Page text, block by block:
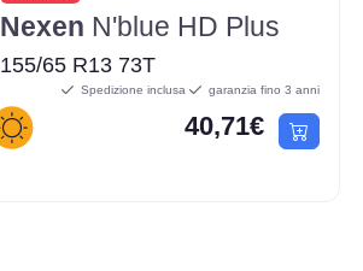
Nexen N'blue HD Plus
155/65 R13 73T
Spedizione inclusa garanzia fino 3 anni
40,71€